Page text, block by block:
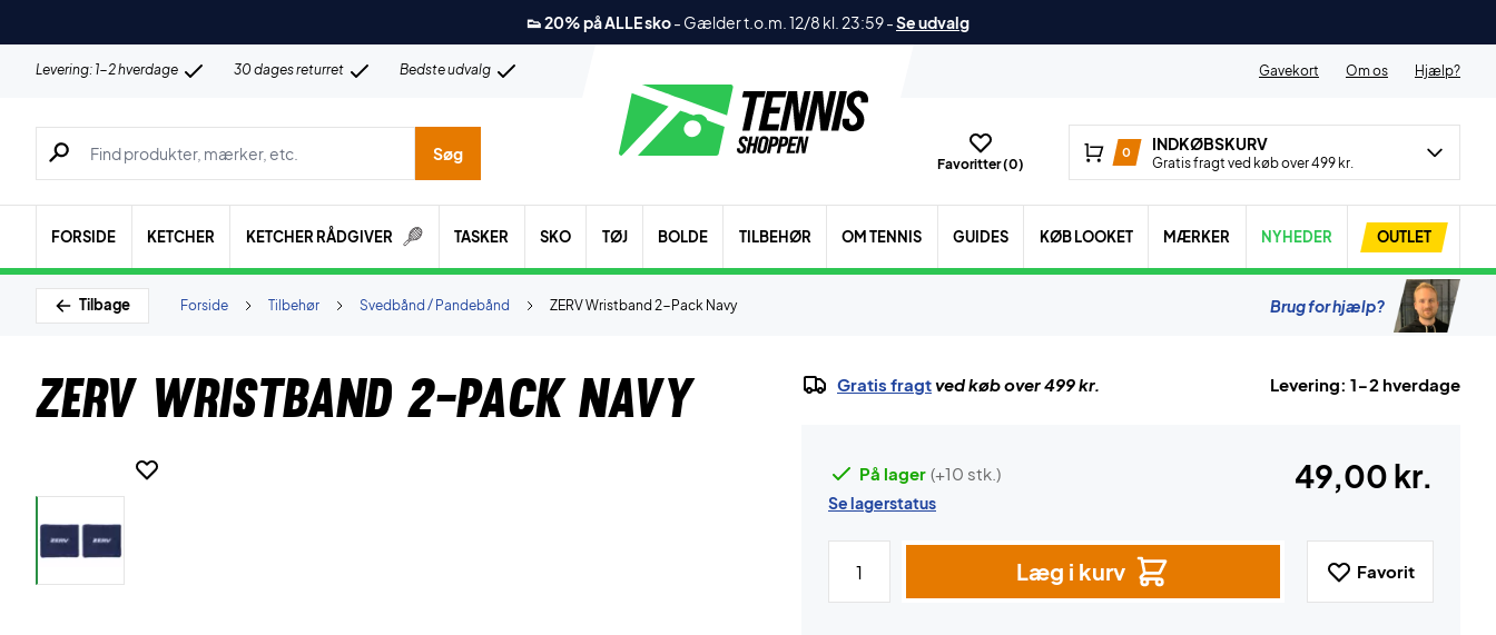
👟 20% på ALLE sko- Gælder t.o.m. 12/8 kl. 23:59-Se udvalg
Levering: 1-2 hverdage 30 dages returret Bedste udvalg Gavekort Om os Hjælp?
Søg efter produkter, mærker etc.
Søg
Favoritter (0)
0 INDKØBSKURV
Gratis fragt ved køb over 499 kr.
FORSIDE KETCHER KETCHER RÅDGIVER TASKER SKO TØJ BOLDE TILBEHØR OM TENNIS GUIDES KØB LOOKET MÆRKER NYHEDER OUTLET
Tilbage ZERV Wristband 2-Pack Navy
Svedbånd / Pandebånd
Tilbehør
Forside Brug for hjælp?
ZERV Wristband 2-Pack Navy Gratis fragtved køb over 499 kr. Levering: 1-2 hverdage
På lager (+10 stk.)
Se lagerstatus
49,00 kr.
Læg i kurv Favorit